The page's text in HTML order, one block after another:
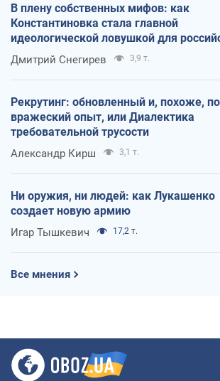
В плену собственных мифов: как
Константиновка стала главной
идеологической ловушкой для
оккупантов
Дмитрий Снегирев 3,9 т.
Рекрутинг: обновленный и, похоже,
вражеский опыт, или Диалектика
требовательной трусости
Александр Кирш 3,1 т.
Ни оружия, ни людей: как Лукашенко
создает новую армию
Игар Тышкевич 17,2 т.
Все мнения